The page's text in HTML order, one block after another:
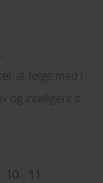
at følge med i
og intelligent it-
10 11